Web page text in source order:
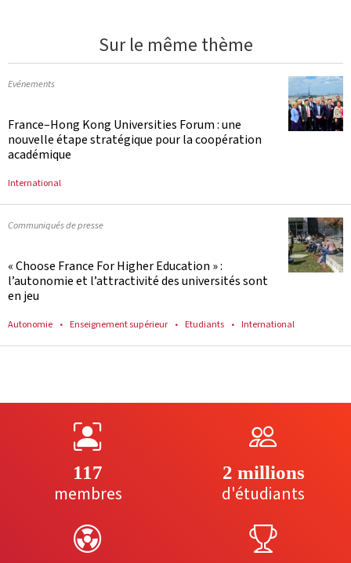
Sur le même thème
Evénements
France–Hong Kong Universities Forum : une
nouvelle étape stratégique pour la coopération
académique
International
Communiqués de presse
« Choose France For Higher Education » :
l’autonomie et l’attractivité des universités sont
en jeu
Autonomie Enseignement supérieur Etudiants International
117
membres
2 millions
d'étudiants